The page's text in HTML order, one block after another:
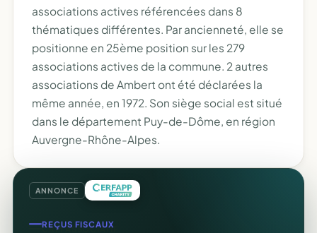
associations actives référencées dans 8
thématiques différentes. Par ancienneté, elle se
positionne en 25ème position sur les 279
associations actives de la commune. 2 autres
associations de Ambert ont été déclarées la
même année, en 1972. Son siège social est situé
dans le département Puy-de-Dôme, en région
Auvergne-Rhône-Alpes.
ANNONCE
REÇUS FISCAUX